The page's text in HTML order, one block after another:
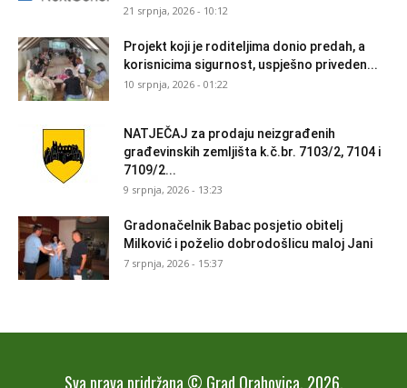
21 srpnja, 2026 - 10:12
Projekt koji je roditeljima donio predah, a
korisnicima sigurnost, uspješno priveden...
10 srpnja, 2026 - 01:22
NATJEČAJ za prodaju neizgrađenih
građevinskih zemljišta k.č.br. 7103/2, 7104 i
7109/2...
9 srpnja, 2026 - 13:23
Gradonačelnik Babac posjetio obitelj
Milković i poželio dobrodošlicu maloj Jani
7 srpnja, 2026 - 15:37
Sva prava pridržana © Grad Orahovica, 2026.